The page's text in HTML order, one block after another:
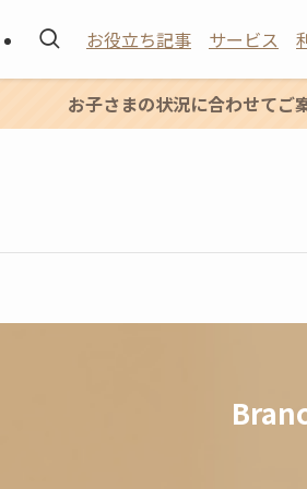
お役立ち記事 サービス
お子さまの状況に合わせてご